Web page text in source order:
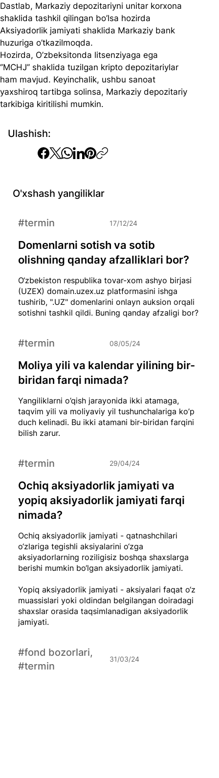
Ulashish:
Dastlab, Markaziy depozitariyni unitar korxona
shaklida tashkil qilingan bo’lsa hozirda
Aksiyadorlik jamiyati shaklida Markaziy bank
huzuriga o’tkazilmoqda.
Hozirda, O’zbeksitonda litsenziyaga ega
‘’MCHJ’’ shaklida tuzilgan kripto depozitariylar
ham mavjud. Keyinchalik, ushbu sanoat
yaxshiroq tartibga solinsa, Markaziy depozitariy
tarkibiga kiritilishi mumkin.
O'xshash yangiliklar
O‘zbekiston respublika tovar-xom ashyo birjasi
(UZEX) domain.uzex.uz platformasini ishga
tushirib, ".UZ" domenlarini onlayn auksion orqali
sotishni tashkil qildi. Buning qanday afzaligi bor?
Domenlarni sotish va sotib
olishning qanday afzalliklari bor?
#termin 17/12/24
Yangiliklarni o’qish jarayonida ikki atamaga,
taqvim yili va moliyaviy yil tushunchalariga ko’p
duch kelinadi. Bu ikki atamani bir-biridan farqini
bilish zarur.
Moliya yili va kalendar yilining bir-
biridan farqi nimada?
#termin 08/05/24
Ochiq aksiyadorlik jamiyati - qatnashchilari
o‘zlariga tegishli aksiyalarini o‘zga
aksiyadorlarning roziligisiz boshqa shaxslarga
berishi mumkin bo‘lgan aksiyadorlik jamiyati.
Yopiq aksiyadorlik jamiyati - aksiyalari faqat o‘z
muassislari yoki oldindan belgilangan doiradagi
shaxslar orasida taqsimlanadigan aksiyadorlik
jamiyati.
Ochiq aksiyadorlik jamiyati va
yopiq aksiyadorlik jamiyati farqi
nimada?
#termin 29/04/24
#fond bozorlari,
#termin
31/03/24